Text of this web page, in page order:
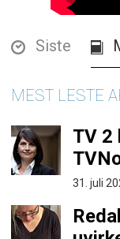
Siste
MEST LESTE
TV 2
31. juli